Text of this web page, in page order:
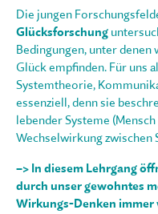
Die jungen
Glücksforschung
Bedingungen, unter
Glück empfinden. Für uns
Systemtheorie,
essenziell, denn sie
lebender Systeme
Wechselwirkung zwischen
–> In diesem Lehrgang
durch unser gewohntes
Wirkungs-Denken immer